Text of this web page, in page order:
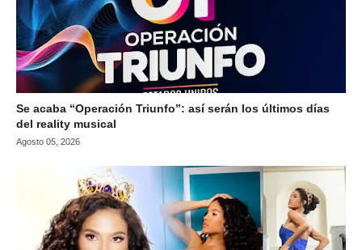
Se acaba “Operación Triunfo”: así serán los últimos días
del reality musical
Agosto 05, 2026